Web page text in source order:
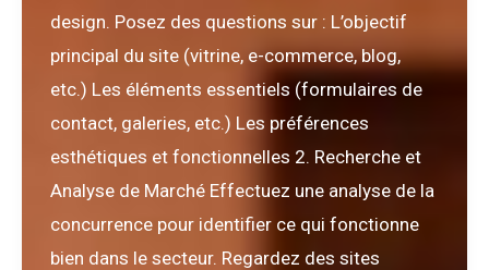
design. Posez des questions sur : L’objectif
principal du site (vitrine, e-commerce, blog,
etc.) Les éléments essentiels (formulaires de
contact, galeries, etc.) Les préférences
esthétiques et fonctionnelles 2. Recherche et
Analyse de Marché Effectuez une analyse de la
concurrence pour identifier ce qui fonctionne
bien dans le secteur. Regardez des sites